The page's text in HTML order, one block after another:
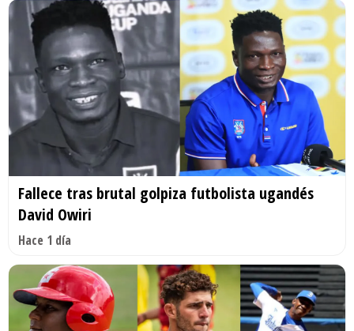
Fallece tras brutal golpiza futbolista ugandés
David Owiri
Hace 1 día